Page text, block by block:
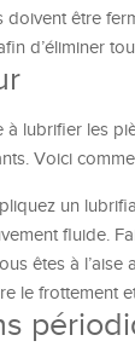
doivent être
d’éliminer
à lubrifier les
Voici
un
fluide.
êtes à
le frottement